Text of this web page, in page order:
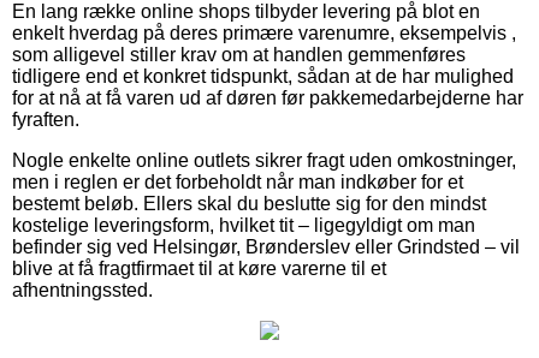
En lang række online shops tilbyder levering på blot en
enkelt hverdag på deres primære varenumre, eksempelvis ,
som alligevel stiller krav om at handlen gemmenføres
tidligere end et konkret tidspunkt, sådan at de har mulighed
for at nå at få varen ud af døren før pakkemedarbejderne har
fyraften.
Nogle enkelte online outlets sikrer fragt uden omkostninger,
men i reglen er det forbeholdt når man indkøber for et
bestemt beløb. Ellers skal du beslutte sig for den mindst
kostelige leveringsform, hvilket tit – ligegyldigt om man
befinder sig ved Helsingør, Brønderslev eller Grindsted – vil
blive at få fragtfirmaet til at køre varerne til et
afhentningssted.